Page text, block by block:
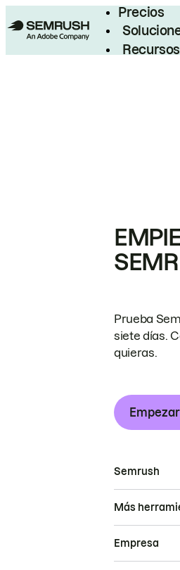
Precios
Recursos
Prueba
siete días.
quieras.
Semrush
Más
Empresa